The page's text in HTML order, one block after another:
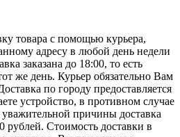
товара с помощью курьера,
адресу в любой день недели
заказана до 18:00, то есть
же день. Курьер обязательно Вам
по городу предоставляется
устройство, в противном случае
причины доставка
рублей. Стоимость доставки в